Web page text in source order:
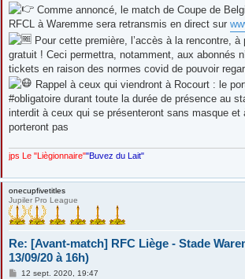
s
s
a
g
e
Comme annoncé, le match de Coupe de
RFCL à Waremme sera retransmis en direct sur
Pour cette première, l’accès à la rencontre, à
gratuit ! Ceci permettra, notamment, aux abonnés
tickets en raison des normes covid de pouvoir
Rappel à ceux qui viendront à Rocourt : le
#obligatoire durant toute la durée de présence au
interdit à ceux qui se présenteront sans masque et
porteront pas
jps Le "Liègionnaire""Buvez du Lait"
onecupfivetitles
Jupiler Pro League
Re: [Avant-match] RFC Liège - Stade
13/09/20 à 16h)
M12 sept. 2020, 19:47